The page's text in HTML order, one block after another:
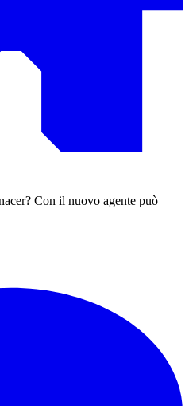
Con il nuovo agente può